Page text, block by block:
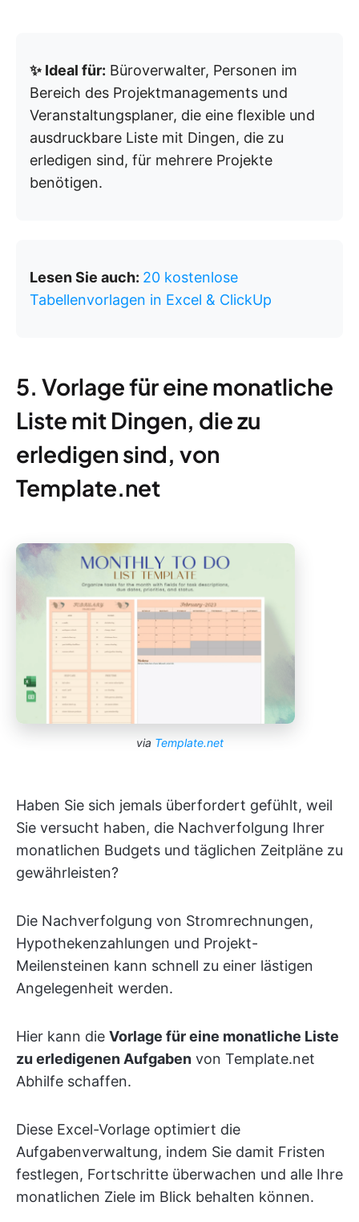
✨ Ideal für: Büroverwalter, Personen im
Bereich des Projektmanagements und
Veranstaltungsplaner, die eine flexible und
ausdruckbare Liste mit Dingen, die zu
erledigen sind, für mehrere Projekte
benötigen.
Lesen Sie auch: 20 kostenlose
Tabellenvorlagen in Excel & ClickUp
5. Vorlage für eine monatliche
Liste mit Dingen, die zu
erledigen sind, von
Template.net
via Template.net
Haben Sie sich jemals überfordert gefühlt, weil
Sie versucht haben, die Nachverfolgung Ihrer
monatlichen Budgets und täglichen Zeitpläne zu
gewährleisten?
Die Nachverfolgung von Stromrechnungen,
Hypothekenzahlungen und Projekt-
Meilensteinen kann schnell zu einer lästigen
Angelegenheit werden.
Hier kann die Vorlage für eine monatliche Liste
zu erledigenen Aufgaben von Template.net
Abhilfe schaffen.
Diese Excel-Vorlage optimiert die
Aufgabenverwaltung, indem Sie damit Fristen
festlegen, Fortschritte überwachen und alle Ihre
monatlichen Ziele im Blick behalten können.